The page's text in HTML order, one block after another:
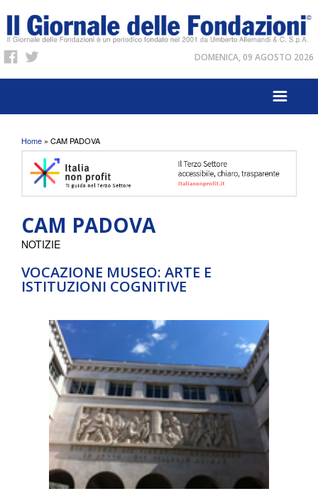
DOMENICA, 09 AGOSTO 2026
Tu sei qui
Home » CAM PADOVA
CAM PADOVA
VOCAZIONE MUSEO: ARTE E
ISTITUZIONI COGNITIVE
NOTIZIE